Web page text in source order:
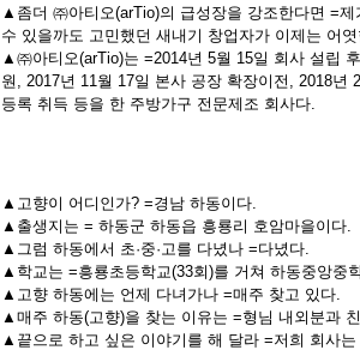
▲좀더 ㈜아티오(arTio)의 급성장을 강조한다면 =
수 있을까도 고민했던 새내기 창업자가 이제는 어
▲㈜아티오(arTio)는 =2014년 5월 15일 회사 설립
원, 2017년 11월 17일 본사 공장 확장이전, 2018
등록 취득 등을 한 주방가구 전문제조 회사다.
▲고향이 어디인가? =경남 하동이다.
▲출생지는 = 하동군 하동읍 흥룡리 호암마을이다.
▲그럼 하동에서 초·중·고를 다녔나 =다녔다.
▲학교는 =흥룡초등학교(33회)를 거쳐 하동중앙중
▲고향 하동에는 언제 다녀가나 =매주 찾고 있다.
▲매주 하동(고향)을 찾는 이유는 =형님 내외분과
▲끝으로 하고 싶은 이야기를 해 달라 =저희 회사